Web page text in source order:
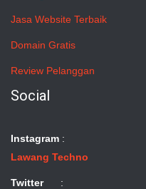
Jasa Website Terbaik
Domain Gratis
Review Pelanggan
Social
Instagram :
Lawang Techno
Twitter: